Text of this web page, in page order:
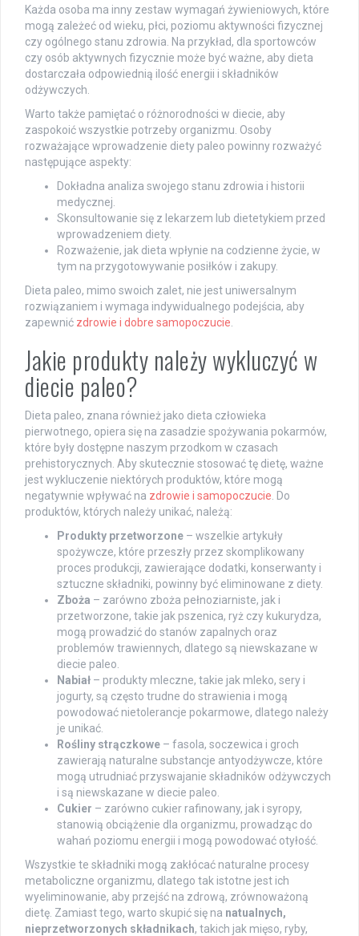
Każda osoba ma inny zestaw wymagań żywieniowych, które
mogą zależeć od wieku, płci, poziomu aktywności fizycznej
czy ogólnego stanu zdrowia. Na przykład, dla sportowców
czy osób aktywnych fizycznie może być ważne, aby dieta
dostarczała odpowiednią ilość energii i składników
odżywczych.
Warto także pamiętać o różnorodności w diecie, aby
zaspokoić wszystkie potrzeby organizmu. Osoby
rozważające wprowadzenie diety paleo powinny rozważyć
następujące aspekty:
Dokładna analiza swojego stanu zdrowia i historii
medycznej.
Skonsultowanie się z lekarzem lub dietetykiem przed
wprowadzeniem diety.
Rozważenie, jak dieta wpłynie na codzienne życie, w
tym na przygotowywanie posiłków i zakupy.
Dieta paleo, mimo swoich zalet, nie jest uniwersalnym
rozwiązaniem i wymaga indywidualnego podejścia, aby
zapewnić zdrowie i dobre samopoczucie
Jakie produkty należy wykluczyć w
diecie paleo?
Dieta paleo, znana również jako dieta człowieka
pierwotnego, opiera się na zasadzie spożywania pokarmów,
które były dostępne naszym przodkom w czasach
prehistorycznych. Aby skutecznie stosować tę dietę, ważne
jest wykluczenie niektórych produktów, które mogą
negatywnie wpływać na zdrowie i samopoczucie . Do
produktów, których należy unikać, należą:
Produkty przetworzone – wszelkie artykuły
spożywcze, które przeszły przez skomplikowany
proces produkcji, zawierające dodatki, konserwanty i
sztuczne składniki, powinny być eliminowane z diety.
Zboża – zarówno zboża pełnoziarniste, jak i
przetworzone, takie jak pszenica, ryż czy kukurydza,
mogą prowadzić do stanów zapalnych oraz
problemów trawiennych, dlatego są niewskazane w
diecie paleo.
Nabiał – produkty mleczne, takie jak mleko, sery i
jogurty, są często trudne do strawienia i mogą
powodować nietolerancje pokarmowe, dlatego należy
je unikać.
Rośliny strączkowe – fasola, soczewica i groch
zawierają naturalne substancje antyodżywcze, które
mogą utrudniać przyswajanie składników odżywczych
i są niewskazane w diecie paleo.
Cukier – zarówno cukier rafinowany, jak i syropy,
stanowią obciążenie dla organizmu, prowadząc do
wahań poziomu energii i mogą powodować otyłość.
Wszystkie te składniki mogą zakłócać naturalne procesy
metaboliczne organizmu, dlatego tak istotne jest ich
wyeliminowanie, aby przejść na zdrową, zrównoważoną
dietę. Zamiast tego, warto skupić się na natualnych,
nieprzetworzonych składnikach, takich jak mięso, ryby,